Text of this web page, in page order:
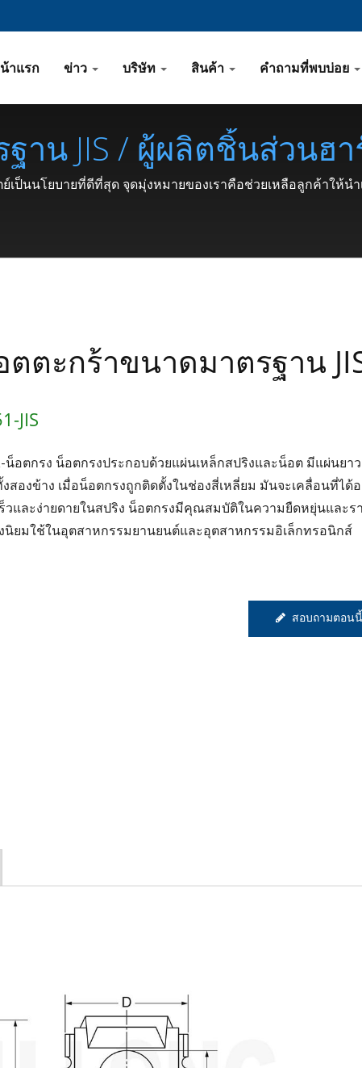
าแรก ข่าว บริษัท สินค้า คำถามที่พบบ่อย
าน JIS / ผู้ผลิตชิ้นส่วนฮา
ดชนิด C, ซัพพอร์ตล็อค,
| SHOU LONG
เป็นนโยบายที่ดีที่สุด จุดมุ่งหมายของเราคือช่วยเหลือลูกค้าให้
ตตะกร้าขนาดมาตรฐาน
JIS
น็อตกรง น็อตกรงประกอบด้วยแผ่นเหล็กสปริงและน็อต มีแผ่นยา
สองข้าง เมื่อน็อตกรงถูกติดตั้งในช่องสี่เหลี่ยม มันจะเคลื่อนที่ได้อ
ร็วและง่ายดายในสปริง น็อตกรงมีคุณสมบัติในความยืดหยุ่นและร
นิยมใช้ในอุตสาหกรรมยานยนต์และอุตสาหกรรมอิเล็กทรอนิกส์
สอบถามตอนนี้